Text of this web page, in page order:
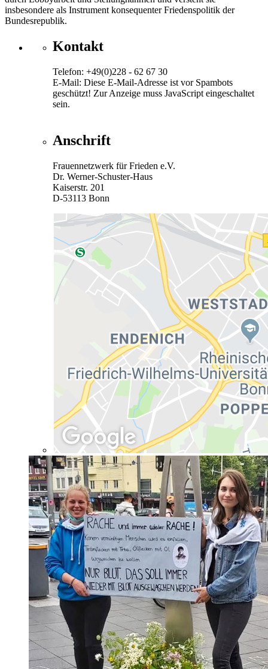
insbesondere als Instrument konsequenter Friedenspolitik der
Bundesrepublik.
Kontakt
Telefon: +49(0)228 - 62 67 30
E-Mail: Diese E-Mail-Adresse ist vor Spambots
geschützt! Zur Anzeige muss JavaScript eingeschaltet
sein.
Anschrift
Frauennetzwerk für Frieden e.V.
Dr. Werner-Schuster-Haus
Kaiserstr. 201
D-53113 Bonn